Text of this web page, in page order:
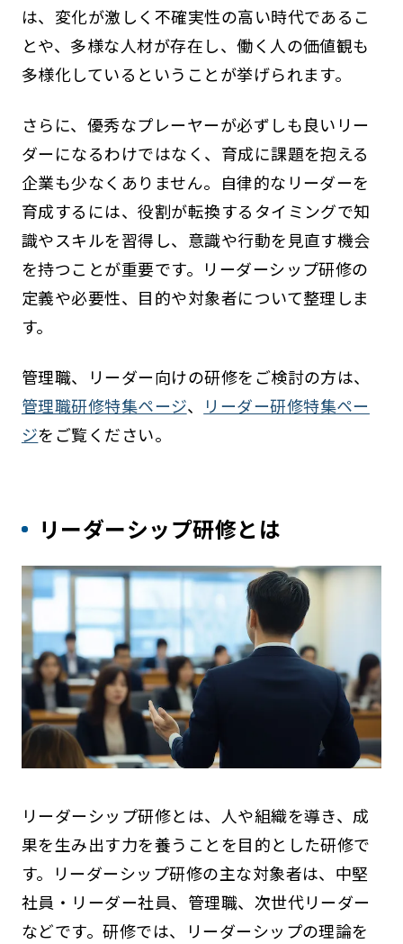
は、変化が激しく不確実性の高い時代であるこ
とや、多様な人材が存在し、働く人の価値観も
多様化しているということが挙げられます。
さらに、優秀なプレーヤーが必ずしも良いリー
ダーになるわけではなく、育成に課題を抱える
企業も少なくありません。自律的なリーダーを
育成するには、役割が転換するタイミングで知
識やスキルを習得し、意識や行動を見直す機会
を持つことが重要です。リーダーシップ研修の
定義や必要性、目的や対象者について整理しま
す。
管理職、リーダー向けの研修をご検討の方は、
管理職研修特集ページ、
リーダー研修特集ペー
ジをご覧ください。
リーダーシップ研修とは
リーダーシップ研修とは、人や組織を導き、成
果を生み出す力を養うことを目的とした研修で
す。リーダーシップ研修の主な対象者は、中堅
社員・リーダー社員、管理職、次世代リーダー
などです。研修では、リーダーシップの理論を